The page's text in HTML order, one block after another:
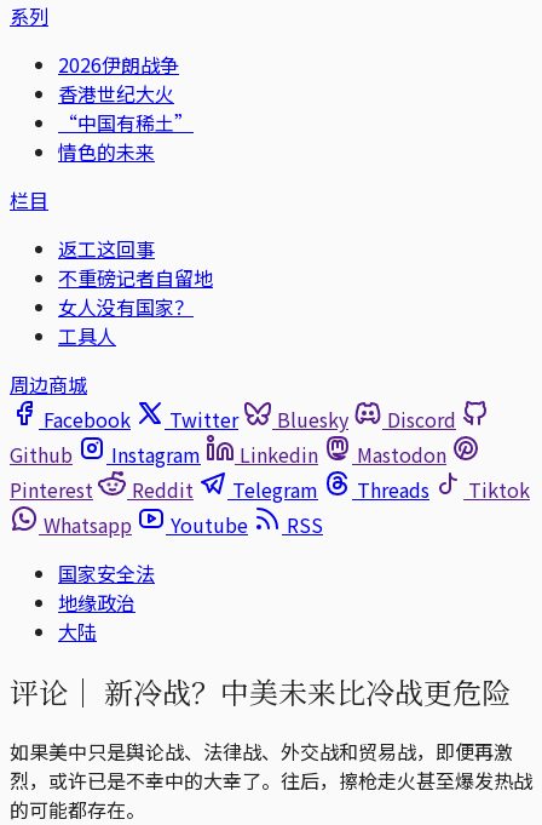
系列
2026伊朗战争
香港世纪大火
“中国有稀土”
情色的未来
栏目
返工这回事
不重磅记者自留地
女人没有国家？
工具人
周边商城
Facebook
Twitter Bluesky
Discord
Github
Instagram Linkedin
Mastodon
Pinterest
Reddit Telegram Threads
Tiktok
Whatsapp
Youtube
RSS
国家安全法
地缘政治
大陆
评论｜ 新冷战？中美未来比冷战更危险
如果美中只是舆论战、法律战、外交战和贸易战，即便再激
烈，或许已是不幸中的大幸了。往后，擦枪走火甚至爆发热战
的可能都存在。